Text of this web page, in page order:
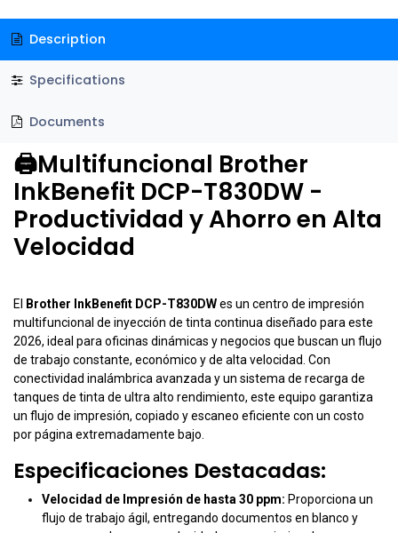
Description
Specifications
Documents
🖨️Multifuncional Brother
InkBenefit DCP-T830DW -
Productividad y Ahorro en Alta
Velocidad
El Brother InkBenefit DCP-T830DWes un centro de impresión
multifuncional de inyección de tinta continua diseñado para este
2026, ideal para oficinas dinámicas y negocios que buscan un flujo
de trabajo constante, económico y de alta velocidad. Con
conectividad inalámbrica avanzada y un sistema de recarga de
tanques de tinta de ultra alto rendimiento, este equipo garantiza
un flujo de impresión, copiado y escaneo eficiente con un costo
por página extremadamente bajo.
Especificaciones Destacadas:
Velocidad de Impresión de hasta 30 ppm: Proporciona un
flujo de trabajo ágil, entregando documentos en blanco y